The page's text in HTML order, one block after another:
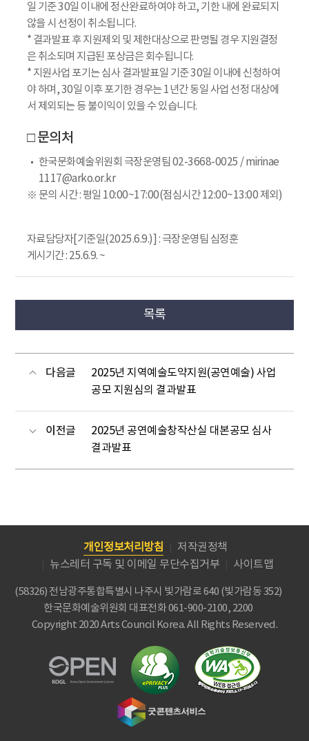
일 기준 30일 이내에 정산완료하여야 하고, 기한 내에 완료되지
않을 시 선정이 취소됩니다.
* 결과발표 후 지원제외 및 제한대상으로 판명될 경우 지원결정
은 취소되며 지급된 포상금은 회수됩니다.
* 지원사업 포기는 심사 결과발표일 기준 30일 이내에 신청하여
야 하며, 30일 이후 포기한 경우는 1년간 동일 사업 선정 대상에
서 제외되는 등 불이익이 있을 수 있습니다.
□ 문의처
한국문화예술위원회 극장운영팀 02-3668-0025 / mirinae
1117@arko.or.kr
※ 문의 시간 : 평일 10:00~17:00(점심시간 12:00~13:00 제외)
자료담당자[기준일(2025.6.9.)] : 극장운영팀 심정훈
게시기간 : 25.6.9. ~
목록
다음글
2025년 지역예술도약지원(공연예술) 사업
공모 지원심의 결과발표
이전글
2025년 공연예술창작산실 대본공모 심사
결과발표
개인정보처리방침
저작권정책
뉴스레터 구독 및 이메일 무단수집거부
사이트맵
(58326) 전남광주통합특별시 나주시 빛가람로 640 (빛가람동 352)
한국문화예술위원회 대표전화 061-900-2100, 2200
Copyright 2020 Arts Council Korea. All Rights Reserved.